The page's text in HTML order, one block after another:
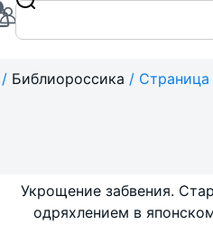
/ Библиороссика / Страница